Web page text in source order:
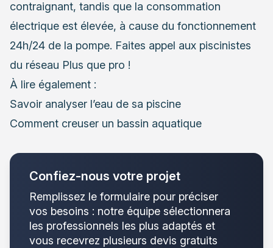
contraignant, tandis que la consommation
électrique est élevée, à cause du fonctionnement
24h/24 de la pompe. Faites appel aux piscinistes
du réseau Plus que pro !
À lire également :
Savoir analyser l’eau de sa piscine
Comment creuser un bassin aquatique
Confiez-nous votre projet
Remplissez le formulaire pour préciser
vos besoins : notre équipe sélectionnera
les professionnels les plus adaptés et
vous recevrez plusieurs devis gratuits